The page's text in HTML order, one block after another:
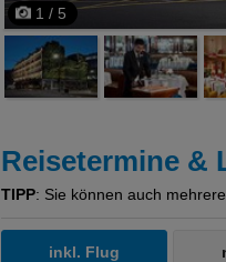
1 / 5
Reisetermine &
TIPP: Sie können auch
inkl. Flug